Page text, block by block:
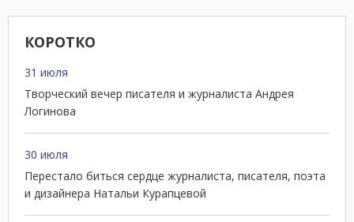
КОРОТКО
31 июля
Творческий вечер писателя и журналиста Андрея
Логинова
30 июля
Перестало биться сердце журналиста, писателя, поэта
и дизайнера Натальи Курапцевой